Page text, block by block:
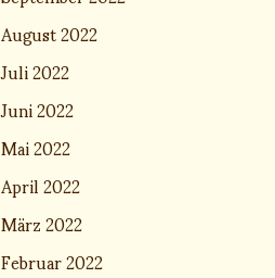
August 2022
Juli 2022
Juni 2022
Mai 2022
April 2022
März 2022
Februar 2022